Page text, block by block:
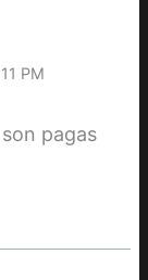
PM
pagas